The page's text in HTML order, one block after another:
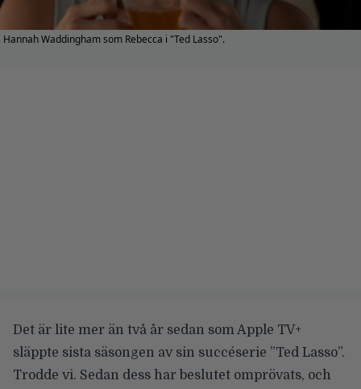
Hannah Waddingham som Rebecca i "Ted Lasso".
Det är lite mer än två år sedan som Apple TV+
släppte sista säsongen av sin succéserie ”Ted Lasso”.
Trodde vi. Sedan dess har beslutet omprövats, och